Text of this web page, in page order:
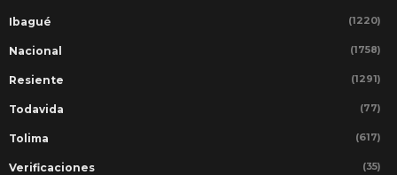
Ibagué (1220)
Nacional (1758)
Resiente (1291)
Todavida (77)
Tolima (617)
Verificaciones (35)